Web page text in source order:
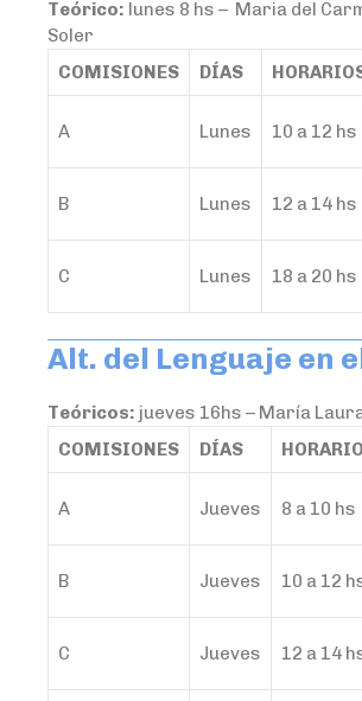
Teórico: lunes 8 hs – Maria del
Soler
COMISIONES
DÍAS
A Lunes 10 a 12 hs
B Lunes 12 a 14 hs
C Lunes 18 a 20 hs
Alt. del Lenguaje en
Teóricos: jueves 16hs – María
COMISIONES
DÍAS
A Jueves 8 a 10 hs
B Jueves 10 a 12
C Jueves 12 a 14